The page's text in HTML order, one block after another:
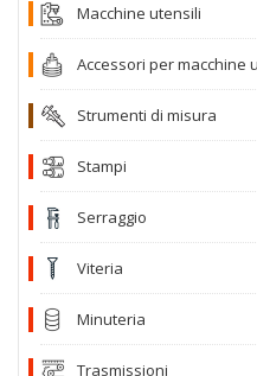
Macchine utensili
Accessori per macchine
Strumenti di misura
Stampi
Serraggio
Viteria
Minuteria
Trasmissioni